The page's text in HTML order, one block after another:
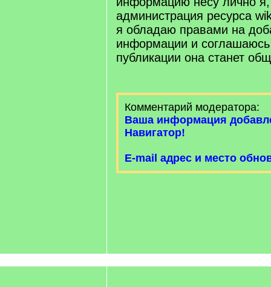
администрация ресурса
я обладаю правами на
информации и
публикации она станет
Комментарий модератора:
Ваша информация
Навигатор!
E-mail адрес и место